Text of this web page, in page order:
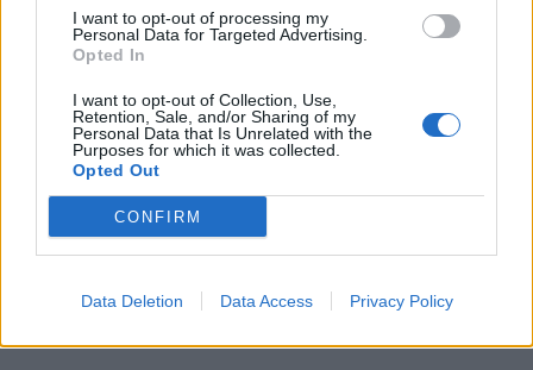
I want to opt-out of processing my
Personal Data for Targeted Advertising.
Opted In
I want to opt-out of Collection, Use,
Retention, Sale, and/or Sharing of my
Personal Data that Is Unrelated with the
Purposes for which it was collected.
Opted Out
CONFIRM
Data Deletion Data Access Privacy Policy
in via Poma a Gallarate